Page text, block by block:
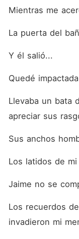
Mientras me
La puerta del
Y él salió...
Quedé
Llevaba un bata
apreciar sus
Sus anchos
Los latidos de
Jaime no se
Los recuerdos
invadieron mi